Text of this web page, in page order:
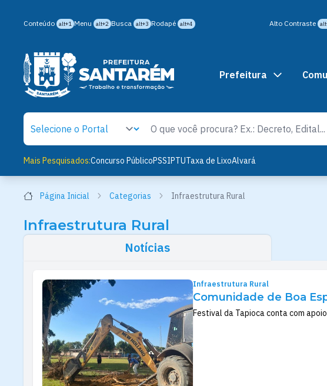
Conteúdo alt+1 Menu alt+2 Busca alt+3 Rodapé alt+4 Alto Contraste
Prefeitura
Mais Pesquisados:Concurso PúblicoPSSIPTUTaxa de LixoAlvará
Página Inicial Categorias Infraestrutura Rural
Infraestrutura Rural
Notícias
Infraestrutura Rural
Comunidade de Boa
Festival da Tapioca conta com